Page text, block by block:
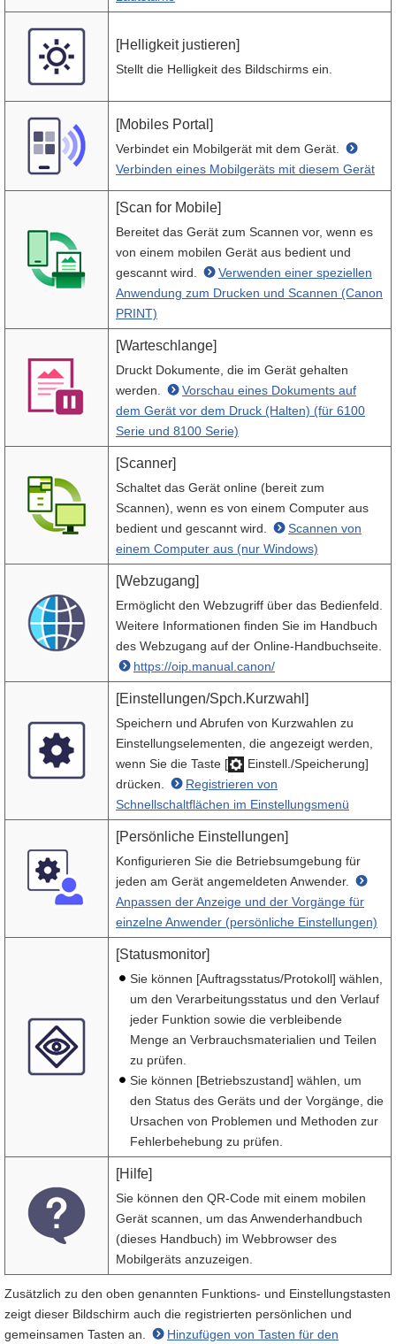
[Helligkeit justieren]
Stellt die Helligkeit des Bildschirms ein.
[Mobiles Portal]
Verbindet ein Mobilgerät mit dem Gerät.
Verbinden eines Mobilgeräts mit diesem Gerät
[Scan for Mobile]
Bereitet das Gerät zum Scannen vor, wenn es
von einem mobilen Gerät aus bedient und
gescannt wird.
Verwenden einer speziellen
Anwendung zum Drucken und Scannen (Canon
PRINT)
[Warteschlange]
Druckt Dokumente, die im Gerät gehalten
werden.
Vorschau eines Dokuments auf
dem Gerät vor dem Druck (Halten) (für 6100
Serie und 8100 Serie)
[Scanner]
Schaltet das Gerät online (bereit zum
Scannen), wenn es von einem Computer aus
bedient und gescannt wird.
Scannen von
einem Computer aus (nur Windows)
[Webzugang]
Ermöglicht den Webzugriff über das Bedienfeld.
Weitere Informationen finden Sie im Handbuch
des Webzugang auf der Online-Handbuchseite.
https://oip.manual.canon/
[Einstellungen/Spch.Kurzwahl]
Speichern und Abrufen von Kurzwahlen zu
Einstellungselementen, die angezeigt werden,
wenn Sie die Taste [
Einstell./Speicherung]
drücken.
Registrieren von
Schnellschaltflächen im Einstellungsmenü
[Persönliche Einstellungen]
Konfigurieren Sie die Betriebsumgebung für
jeden am Gerät angemeldeten Anwender.
Anpassen der Anzeige und der Vorgänge für
einzelne Anwender (persönliche Einstellungen)
[Statusmonitor]
Sie können [Auftragsstatus/Protokoll] wählen,
um den Verarbeitungsstatus und den Verlauf
jeder Funktion sowie die verbleibende
Menge an Verbrauchsmaterialien und Teilen
zu prüfen.
Sie können [Betriebszustand] wählen, um
den Status des Geräts und der Vorgänge, die
Ursachen von Problemen und Methoden zur
Fehlerbehebung zu prüfen.
[Hilfe]
Sie können den QR-Code mit einem mobilen
Gerät scannen, um das Anwenderhandbuch
(dieses Handbuch) im Webbrowser des
Mobilgeräts anzuzeigen.
Zusätzlich zu den oben genannten Funktions- und Einstellungstasten
zeigt dieser Bildschirm auch die registrierten persönlichen und
gemeinsamen Tasten an.
Hinzufügen von Tasten für den